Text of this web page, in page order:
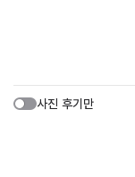
사진 후기만